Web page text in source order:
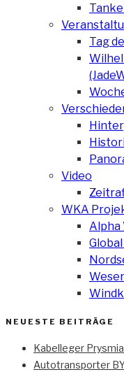
Tag
Video
WKA
Alpha
NEUESTE BEITRÄGE
Kabelleger
Autotransporter